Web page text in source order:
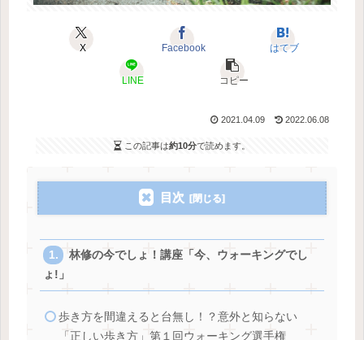
X Facebook はてブ
LINE コピー
2021.04.09 2022.06.08
この記事は約10分で読めます。
目次
林修の今でしょ！講座「今、ウォーキングでし
ょ!」
歩き方を間違えると台無し！？意外と知らない
「正しい歩き方」第１回ウォーキング選手権